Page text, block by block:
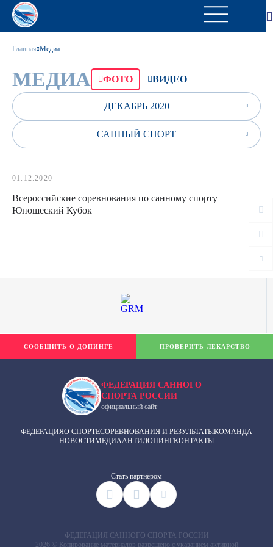
Главная Медиа
МЕДИА ФОТО ВИДЕО
ДЕКАБРЬ 2020
САННЫЙ СПОРТ
01.12.2020
Всероссийские соревнования по санному спорту
Юношеский Кубок
ФЕДЕРАЦИЯ САННОГО
СПОРТА РОССИИ
официальный сайт
ФЕДЕРАЦИЯО СПОРТЕСОРЕВНОВАНИЯ И РЕЗУЛЬТАТЫКОМАНДА
НОВОСТИМЕДИААНТИДОПИНГКОНТАКТЫ
Cтать партнёром
СООБЩИТЬ О ДОПИНГЕ ПРОВЕРИТЬ ЛЕКАРСТВО
ФЕДЕРАЦИЯ САННОГО СПОРТА РОССИИ
2026 © Копирование материалов разрешено с указанием активной